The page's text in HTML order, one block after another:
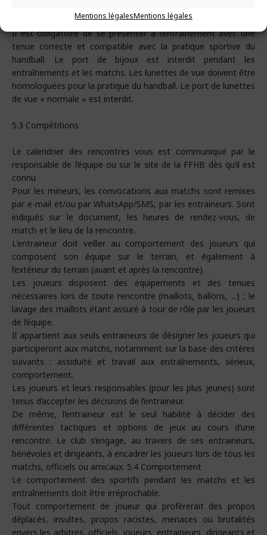
Mentions légalesMentions légales
Il est obligatoire de se présenter à l’entraînement avec une
tenue correcte et compatible avec la pratique sportive du
handball. Le port de bijoux est interdit pendant les
entraînements et les matchs. Les lunettes de vue doivent être
homologuées pour la pratique du handball. Le port de lunettes
de vue « normale » est interdit.
5.3 Compétitions
Le calendrier des rencontres vous est communiqué par le
responsable de l’équipe ou sur le site de la FFHB dès qu’il est
connu
Pour les mineurs, les convocations aux matchs sont remises
par e-mail et/ou par WhatsApp/SMS, par les entraineurs. Sont
indiqués sur le document, les heures de rendez-vous, de
match et le lieu de la rencontre.
L'entraineur doit veiller au comportement des joueurs qui
composent son équipe sur le terrain, et également à
l’extérieur du terrain (avant et après la rencontre).
Les joueurs disposent des équipements et des tenues
nécessaires lors de toute rencontre (maillots, ballons, ...) ; le
lavage des maillots étant assuré à tour de rôle par les joueurs
de l’équipe.
Il appartient aux seuls entraineurs de désigner les joueurs qui
participeront aux matchs, notamment sur la base des critères
suivants : assiduité et travail aux entraînements, sérieux,
comportement.
Les joueurs et leurs responsables (pour les plus jeunes) sont
tenus d’accepter les décisions de l’entraineur.
De même, l’entraineur est le seul habilité à décider des
différentes tactiques et options de jeux au cours d’une
rencontre. Le club s’engage, au travers de ses entraineurs,
bénévoles et dirigeants, à encadrer les joueurs lors de tous les
matchs, officiels ou amicaux. 5.4 Comportement
Le comportement des sportifs pendant les matchs et les
entraînements doit être irréprochable.
Tout comportement de joueur qui profèrerait des propos
déplacés, insultes, propos racistes, menaces ou brutalités
envers les arbitres, officiels, joueurs, entraineurs, dirigeants et